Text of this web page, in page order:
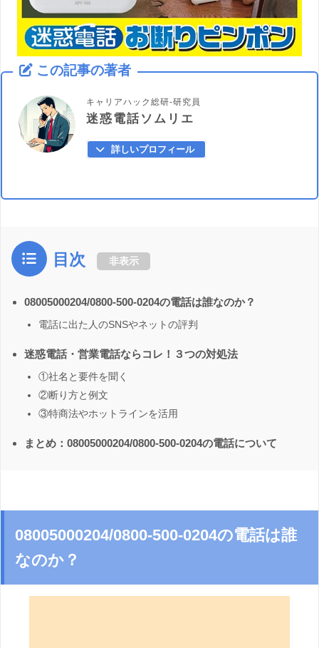
この記事の著者
キャリアハック総研-研究員
迷惑電話ソムリエ
詳しいプロフィール
目次 非表示
08005000204/0800-500-0204の電話は誰なのか？
電話に出た人のSNSやネットの評判
迷惑電話・営業電話ならコレ！３つの対処法
①社名と要件を聞く
②断り方と例文
③特商法やホットラインを活用
まとめ：08005000204/0800-500-0204の電話について
08005000204/0800-500-0204の電話は誰
なのか？